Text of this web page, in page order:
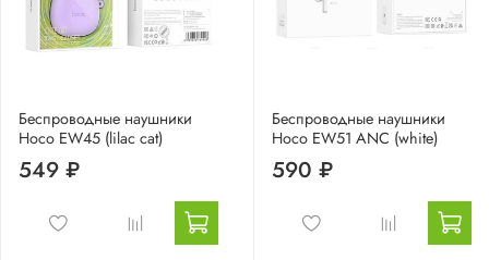
Беспроводные наушники
Hoco EW45 (lilac cat)
549 ₽
Беспроводные наушники
Hoco EW51 ANC (white)
590 ₽